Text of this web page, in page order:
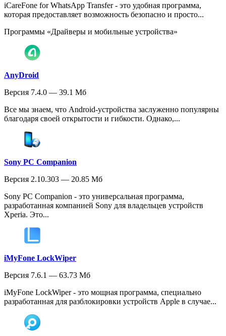
iCareFone for WhatsApp Transfer - это удобная программа,
которая предоставляет возможность безопасно и просто...
Программы «Драйверы и мобильные устройства»
AnyDroid
Версия 7.4.0 — 39.1 Мб
Все мы знаем, что Android-устройства заслуженно популярны
благодаря своей открытости и гибкости. Однако,...
Sony PC Companion
Версия 2.10.303 — 20.85 Мб
Sony PC Companion - это универсальная программа,
разработанная компанией Sony для владельцев устройств
Xperia. Это...
iMyFone LockWiper
Версия 7.6.1 — 63.73 Мб
iMyFone LockWiper - это мощная программа, специально
разработанная для разблокировки устройств Apple в случае...